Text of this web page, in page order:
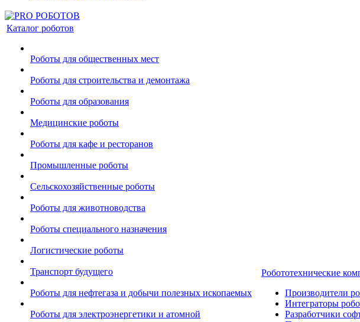
Каталог роботов
Роботы для общественных мест
Роботы для строительства и демонтажа
Роботы для образования
Медицинские роботы
Роботы для кафе и ресторанов
Промышленные роботы
Сельскохозяйственные роботы
Роботы для животноводства
Роботы специального назначения
Логистические роботы
Транспорт будущего
Роботы для нефтегаза и добычи полезных ископаемых
Роботы для электроэнергетики и атомной
Робототехнические
Производители
Интеграторы
Разработчики